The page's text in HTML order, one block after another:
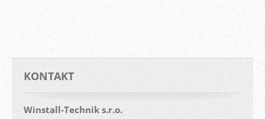
KONTAKT
Winstall-Technik s.r.o.